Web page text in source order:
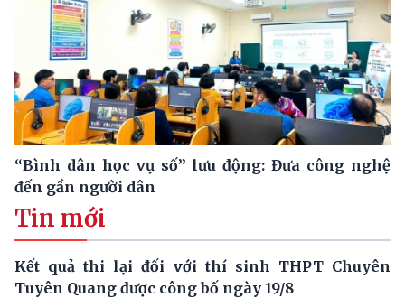
“Bình dân học vụ số” lưu động: Đưa công nghệ
đến gần người dân
Tin mới
Kết quả thi lại đối với thí sinh THPT Chuyên
Tuyên Quang được công bố ngày 19/8